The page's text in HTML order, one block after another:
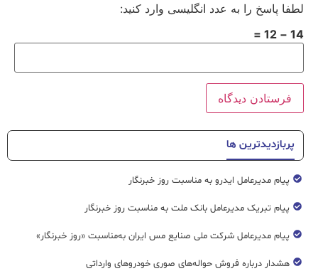
لطفا پاسخ را به عدد انگلیسی وارد کنید:
14 − 12 =
پربازدیدترین ها
پیام مدیرعامل ایدرو به مناسبت روز خبرنگار
پیام تبریک مدیرعامل بانک ملت به مناسبت روز خبرنگار
پیام مدیرعامل شرکت ملی صنایع مس ایران به‌مناسبت «روز خبرنگار»
هشدار درباره فروش حواله‌های صوری خودروهای وارداتی